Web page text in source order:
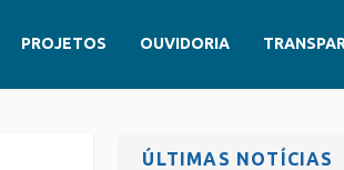
PROJETOS OUVIDORIA
ÚLTIMAS NOTÍCIAS